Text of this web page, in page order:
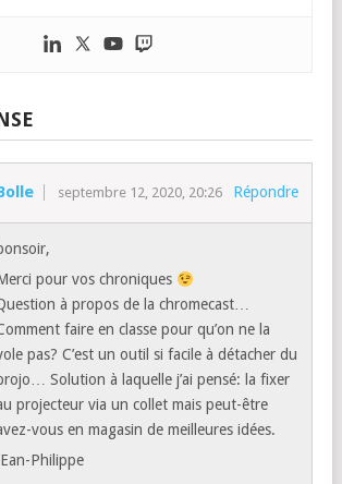
septembre 12, 2020, 20:26 Répondre
pour vos chroniques
à propos de la chromecast…
faire en classe pour qu’on ne la
pas? C’est un outil si facile à détacher du
Solution à laquelle j’ai pensé: la fixer
projecteur via un collet mais peut-être
vous en magasin de meilleures idées.
Philippe